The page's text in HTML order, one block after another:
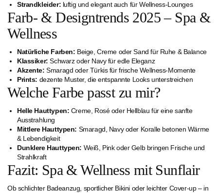
Strandkleider: luftig und elegant auch für Wellness-Lounges
Farb- & Designtrends 2025 – Spa &
Wellness
Natürliche Farben: Beige, Creme oder Sand für Ruhe & Balance
Klassiker: Schwarz oder Navy für edle Eleganz
Akzente: Smaragd oder Türkis für frische Wellness-Momente
Prints: dezente Muster, die entspannte Looks unterstreichen
Welche Farbe passt zu mir?
Helle Hauttypen: Creme, Rosé oder Hellblau für eine sanfte
Ausstrahlung
Mittlere Hauttypen: Smaragd, Navy oder Koralle betonen Wärme
& Lebendigkeit
Dunklere Hauttypen: Weiß, Pink oder Gelb bringen Frische und
Strahlkraft
Fazit: Spa & Wellness mit Sunflair
Ob schlichter Badeanzug, sportlicher Bikini oder leichter Cover-up – in